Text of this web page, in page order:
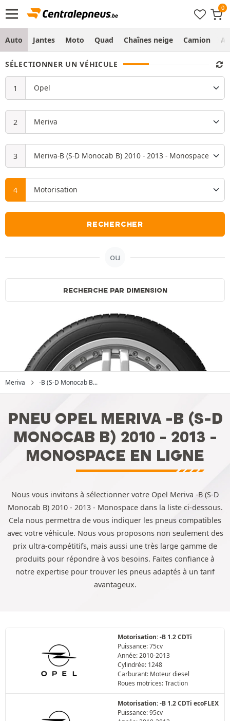
Auto Jantes Moto Quad Chaînes neige Camion
SÉLECTIONNER UN VÉHICULE
RECHERCHER
ou
RECHERCHE PAR DIMENSION
Meriva -B (S-D Monocab B...
PNEU OPEL MERIVA -B (S-D
MONOCAB B) 2010 - 2013 -
MONOSPACE EN LIGNE
Nous vous invitons à sélectionner votre Opel Meriva -B (S-D
Monocab B) 2010 - 2013 - Monospace dans la liste ci-dessous.
Cela nous permettra de vous indiquer les pneus compatibles
avec votre véhicule. Nous vous proposons non seulement des
prix ultra-compétitifs, mais aussi une très large gamme de
produits pour répondre à vos besoins. Faites confiance à
notre expertise pour trouver les pneus adaptés à un tarif
avantageux.
Motorisation: -B 1.2 CDTi
Puissance: 75cv
Année: 2010-2013
Cylindrée: 1248
Carburant: Moteur diesel
Roues motrices: Traction
Motorisation: -B 1.2 CDTi ecoFLEX
Puissance: 95cv